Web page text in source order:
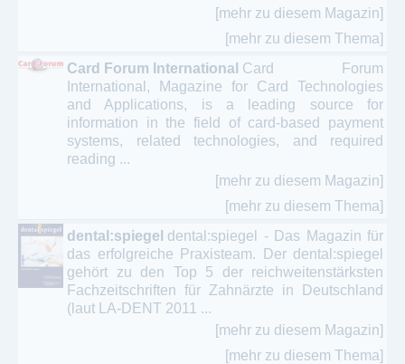
Wintersport - Skisport – Snowboarden
[mehr zu diesem Magazin]
[mehr zu diesem Thema]
Card Forum International Card Forum
International, Magazine for Card Technologies
and Applications, is a leading source for
information in the field of card-based payment
systems, related technologies, and required
reading ...
[mehr zu diesem Magazin]
[mehr zu diesem Thema]
dental:spiegel dental:spiegel - Das Magazin für
das erfolgreiche Praxisteam. Der dental:spiegel
gehört zu den Top 5 der reichweitenstärksten
Fachzeitschriften für Zahnärzte in Deutschland
(laut LA-DENT 2011 ...
[mehr zu diesem Magazin]
[mehr zu diesem Thema]